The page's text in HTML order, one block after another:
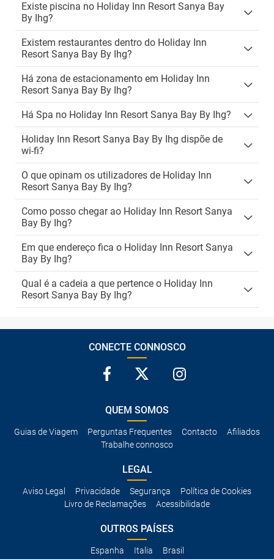
Existe piscina no Holiday Inn Resort Sanya Bay
By Ihg?
Existem restaurantes dentro do Holiday Inn
Resort Sanya Bay By Ihg?
Há zona de estacionamento em Holiday Inn
Resort Sanya Bay By Ihg?
Há Spa no Holiday Inn Resort Sanya Bay By Ihg?
Holiday Inn Resort Sanya Bay By Ihg dispõe de
wi-fi?
O que opinam os utilizadores de Holiday Inn
Resort Sanya Bay By Ihg?
Como posso chegar ao Holiday Inn Resort Sanya
Bay By Ihg?
Em que endereço fica o Holiday Inn Resort Sanya
Bay By Ihg?
Qual é a cadeia a que pertence o Holiday Inn
Resort Sanya Bay By Ihg?
CONECTE CONNOSCO
QUEM SOMOS
Guias de Viagem Perguntas Frequentes Contacto
Afiliados
Trabalhe connosco
LEGAL
Aviso Legal Privacidade Segurança
Política de Cookies
Livro de Reclamações
Acessibilidade
OUTROS PAÍSES
Espanha Italia
Brasil